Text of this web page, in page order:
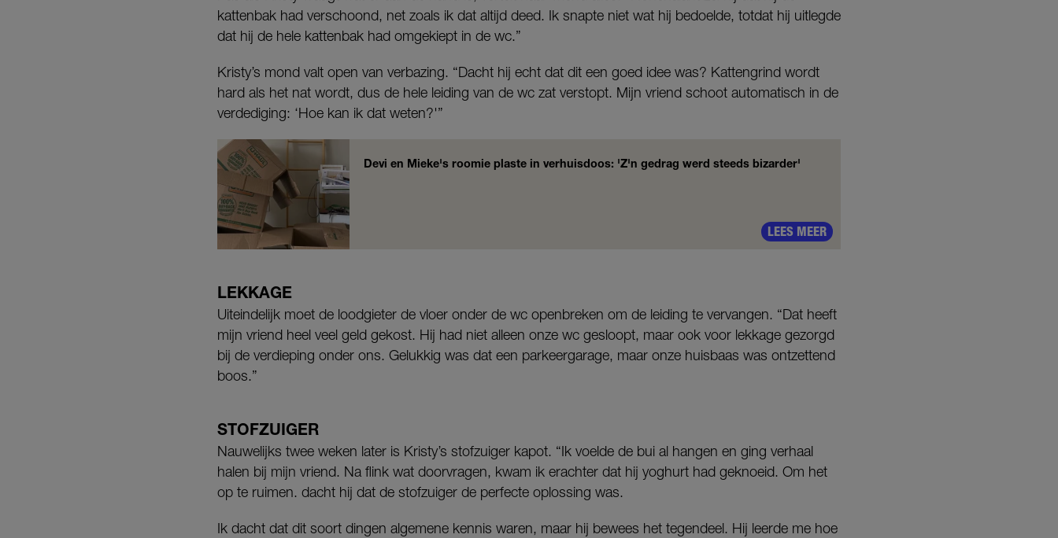
kattenbak had verschoond, net zoals ik dat altijd deed. Ik snapte niet wat hij bedoelde, totdat hij uitlegde
dat hij de hele kattenbak had omgekiept in de wc.”
Kristy’s mond valt open van verbazing. “Dacht hij echt dat dit een goed idee was? Kattengrind wordt
hard als het nat wordt, dus de hele leiding van de wc zat verstopt. Mijn vriend schoot automatisch in de
verdediging: ‘Hoe kan ik dat weten?'”
Devi en Mieke's roomie plaste in verhuisdoos: 'Z'n gedrag werd steeds bizarder'
LEES MEER
LEKKAGE
Uiteindelijk moet de loodgieter de vloer onder de wc openbreken om de leiding te vervangen. “Dat heeft
mijn vriend heel veel geld gekost. Hij had niet alleen onze wc gesloopt, maar ook voor lekkage gezorgd
bij de verdieping onder ons. Gelukkig was dat een parkeergarage, maar onze huisbaas was ontzettend
boos.”
STOFZUIGER
Nauwelijks twee weken later is Kristy’s stofzuiger kapot. “Ik voelde de bui al hangen en ging verhaal
halen bij mijn vriend. Na flink wat doorvragen, kwam ik erachter dat hij yoghurt had geknoeid. Om het
op te ruimen. dacht hij dat de stofzuiger de perfecte oplossing was.
Ik dacht dat dit soort dingen algemene kennis waren, maar hij bewees het tegendeel. Hij leerde me hoe